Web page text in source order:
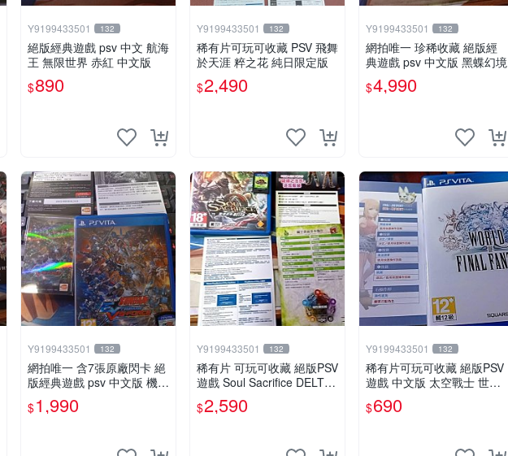
Y9199433501 132
絕版經典遊戲 psv 中文 航海
王 無限世界 赤紅 中文版
$890
Y9199433501 132
稀有片可玩可收藏 PSV 飛舞
於天涯 粹之花 純日限定版
$2,490
Y9199433501 132
網拍唯一 珍稀收藏 絕版經
典遊戲 psv 中文版 黑蝶幻境
$4,990
Y9199433501 132
網拍唯一 含7張原廠閃卡 絕
版經典遊戲 psv 中文版 機動
戰士 鋼彈 極限VS. FORCE
$1,990
Y9199433501 132
稀有片 可玩可收藏 絕版PSV
遊戲 Soul Sacrifice DELTA
闇魂獻祭 靈魂祭品 中文版
$2,590
Y9199433501 132
稀有片可玩可收藏 絕版PSV
遊戲 中文版 太空戰士 世界
中文版
$690